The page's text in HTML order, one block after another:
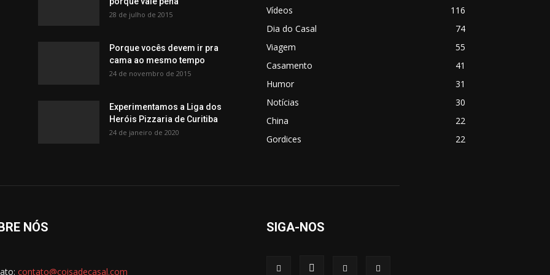
28 de julho de 2015
Porque vocês devem ir pra
cama ao mesmo tempo
24 de novembro de 2015
Experimentamos a Liga dos
Heróis Pizzaria de Curitiba
24 de janeiro de 2020
Vídeos
116
Dia do Casal
74
Viagem
55
Casamento
41
Humor
31
Notícias
30
China
22
Gordices
22
NÓS
contato@coisadecasal.com
SIGA-NOS